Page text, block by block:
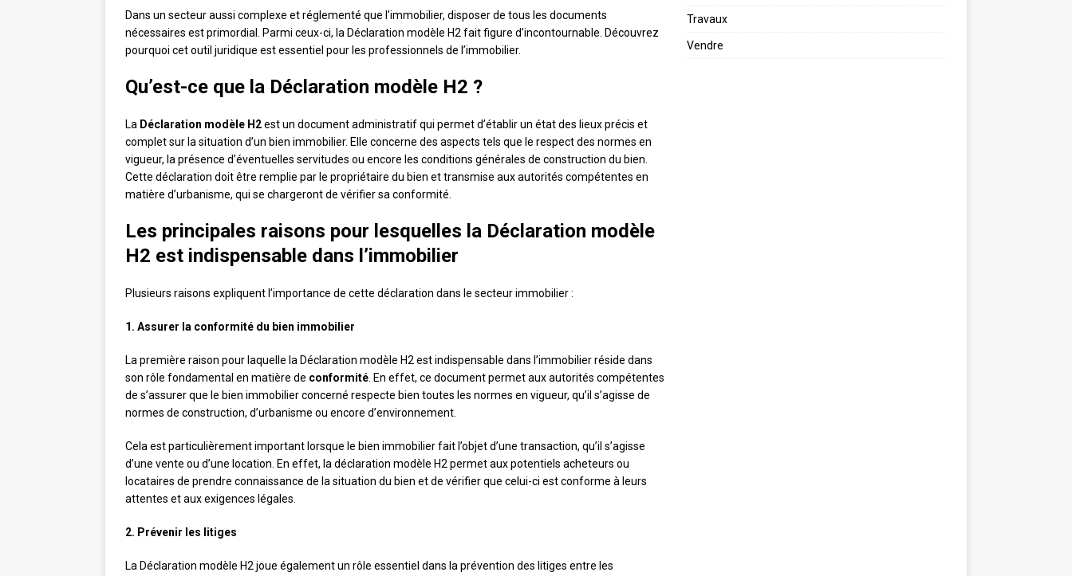
Dans un secteur aussi complexe et réglementé que l’immobilier, disposer de tous les documents
nécessaires est primordial. Parmi ceux-ci, la Déclaration modèle H2 fait figure d’incontournable. Découvrez
pourquoi cet outil juridique est essentiel pour les professionnels de l’immobilier.
Qu’est-ce que la Déclaration modèle H2 ?
La Déclaration modèle H2est un document administratif qui permet d’établir un état des lieux précis et
complet sur la situation d’un bien immobilier. Elle concerne des aspects tels que le respect des normes en
vigueur, la présence d’éventuelles servitudes ou encore les conditions générales de construction du bien.
Cette déclaration doit être remplie par le propriétaire du bien et transmise aux autorités compétentes en
matière d’urbanisme, qui se chargeront de vérifier sa conformité.
Les principales raisons pour lesquelles la Déclaration modèle
H2 est indispensable dans l’immobilier
Plusieurs raisons expliquent l’importance de cette déclaration dans le secteur immobilier :
1. Assurer la conformité du bien immobilier
La première raison pour laquelle la Déclaration modèle H2 est indispensable dans l’immobilier réside dans
son rôle fondamental en matière de conformité . En effet, ce document permet aux autorités compétentes
de s’assurer que le bien immobilier concerné respecte bien toutes les normes en vigueur, qu’il s’agisse de
normes de construction, d’urbanisme ou encore d’environnement.
Cela est particulièrement important lorsque le bien immobilier fait l’objet d’une transaction, qu’il s’agisse
d’une vente ou d’une location. En effet, la déclaration modèle H2 permet aux potentiels acheteurs ou
locataires de prendre connaissance de la situation du bien et de vérifier que celui-ci est conforme à leurs
attentes et aux exigences légales.
2. Prévenir les litiges
La Déclaration modèle H2 joue également un rôle essentiel dans la prévention des litiges entre les
Travaux
Vendre